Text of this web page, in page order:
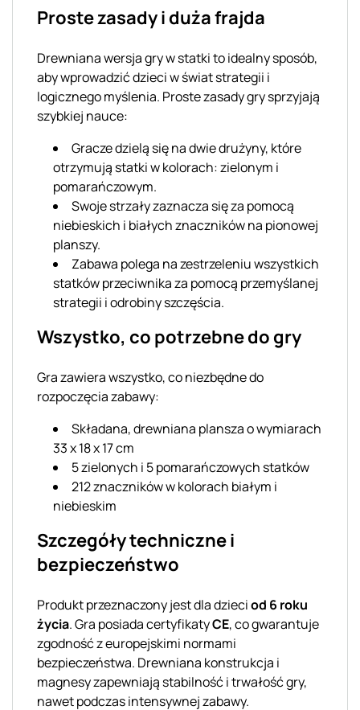
Proste zasady i duża frajda
Drewniana wersja gry w statki to idealny sposób,
aby wprowadzić dzieci w świat strategii i
logicznego myślenia. Proste zasady gry sprzyjają
szybkiej nauce:
Gracze dzielą się na dwie drużyny, które
otrzymują statki w kolorach: zielonym i
pomarańczowym.
Swoje strzały zaznacza się za pomocą
niebieskich i białych znaczników na pionowej
planszy.
Zabawa polega na zestrzeleniu wszystkich
statków przeciwnika za pomocą przemyślanej
strategii i odrobiny szczęścia.
Wszystko, co potrzebne do gry
Gra zawiera wszystko, co niezbędne do
rozpoczęcia zabawy:
Składana, drewniana plansza o wymiarach
33 x 18 x 17 cm
5 zielonych i 5 pomarańczowych statków
212 znaczników w kolorach białym i
niebieskim
Szczegóły techniczne i
bezpieczeństwo
Produkt przeznaczony jest dla dzieciod 6 roku
życia. Gra posiada certyfikatyCE, co gwarantuje
zgodność z europejskimi normami
bezpieczeństwa. Drewniana konstrukcja i
magnesy zapewniają stabilność i trwałość gry,
nawet podczas intensywnej zabawy.